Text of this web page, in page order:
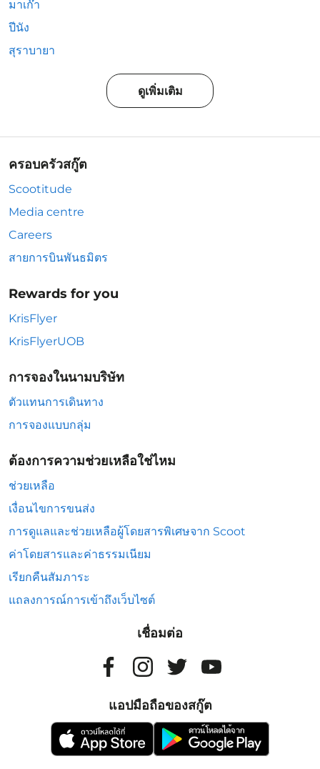
มาเก๊า
ปีนัง
สุราบายา
ดูเพิ่มเติม
ครอบครัวสกู๊ต
Scootitude
Media centre
Careers
สายการบินพันธมิตร
Rewards for you
KrisFlyer
KrisFlyerUOB
การจองในนามบริษัท
ตัวแทนการเดินทาง
การจองแบบกลุ่ม
ต้องการความช่วยเหลือใช่ไหม
ช่วยเหลือ
เงื่อนไขการขนส่ง
การดูแลและช่วยเหลือผู้โดยสารพิเศษจาก Scoot
ค่าโดยสารและค่าธรรมเนียม
เรียกคืนสัมภาระ
แถลงการณ์การเข้าถึงเว็บไซต์
เชื่อมต่อ
แอปมือถือของสกู๊ต